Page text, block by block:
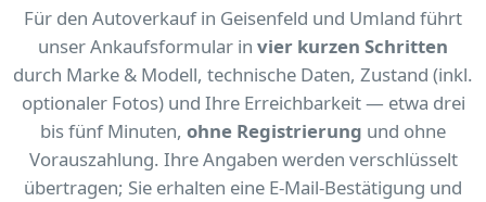
Für den Autoverkauf in Geisenfeld und Umland führt
unser Ankaufsformular in vier kurzen Schritten
durch Marke & Modell, technische Daten, Zustand (inkl.
optionaler Fotos) und Ihre Erreichbarkeit — etwa drei
bis fünf Minuten, ohne Registrierung und ohne
Vorauszahlung. Ihre Angaben werden verschlüsselt
übertragen; Sie erhalten eine E-Mail-Bestätigung und